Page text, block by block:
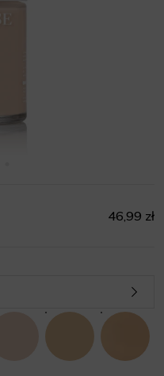
46,99 zł